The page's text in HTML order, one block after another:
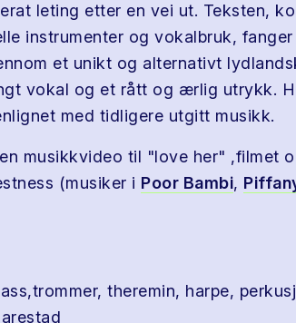
leting etter en vei ut. Teksten,
instrumenter og vokalbruk,
et unikt og alternativt
vokal og et rått og ærlig utrykk.
med tidligere utgitt musikk.
musikkvideo til "love her" ,filmet
(musiker i Poor Bambi,
theremin, harpe,